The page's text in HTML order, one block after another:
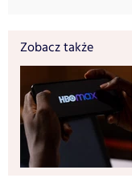
Zobacz także